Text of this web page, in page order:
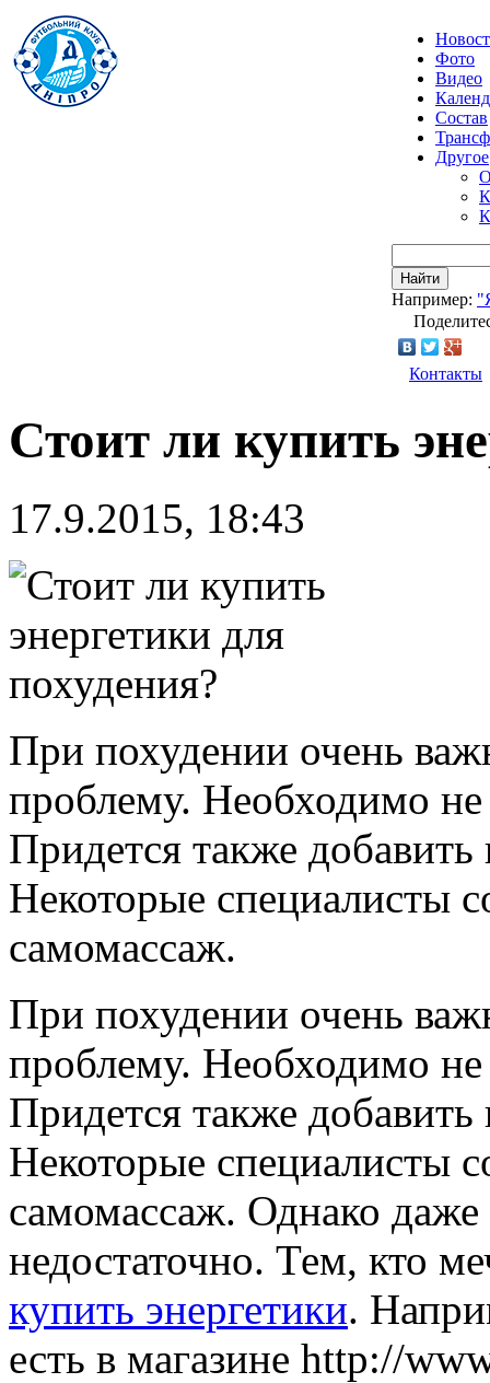
Фото
Видео
Состав
Другое
Найти
Например:
Контакты
Стоит ли купить
17.9.2015, 18:43
При похудении очень
проблему. Необходимо не
Придется также
Некоторые специалисты
самомассаж.
При похудении очень
проблему. Необходимо не
Придется также
Некоторые специалисты
самомассаж. Однако
недостаточно. Тем, кто
купить энергетики.
есть в магазине http://